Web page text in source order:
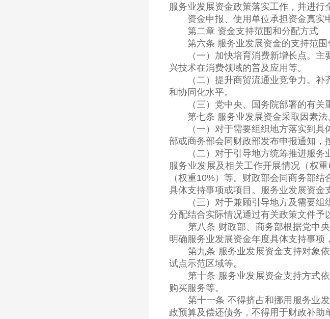
服务业发展资金政策落实工作，并进行
资金申报、使用单位承担资金真实
第二章 资金支持范围和分配方式
第六条 服务业发展资金的支持范围
（一）加快培育消费新增长点。主
兴技术在消费领域的普及应用等。
（二）提升商贸流通业竞争力。补
和协同化水平。
（三）党中央、国务院部署的有关
第七条 服务业发展资金采取因素法
（一）对于需要组织地方落实到具
部或商务部会同财政部发布申报通知，
（二）对于引导地方统筹推进服务业
服务业发展及相关工作开展情况（权
（权重10%）等。财政部会同商务部
具体支持事项或项目。服务业发展资金
（三）对于兼顾引导地方及需要组
分配结合实际情况通过有关政策文件予
第八条 财政部、商务部根据党中央
明确服务业发展资金年度具体支持事项
第九条 服务业发展资金支持对象依
试点示范区域等。
第十条 服务业发展资金支持方式依
购买服务等。
第十一条 不得挤占和挪用服务业发
政预算及偿还债务，不得用于财政补助